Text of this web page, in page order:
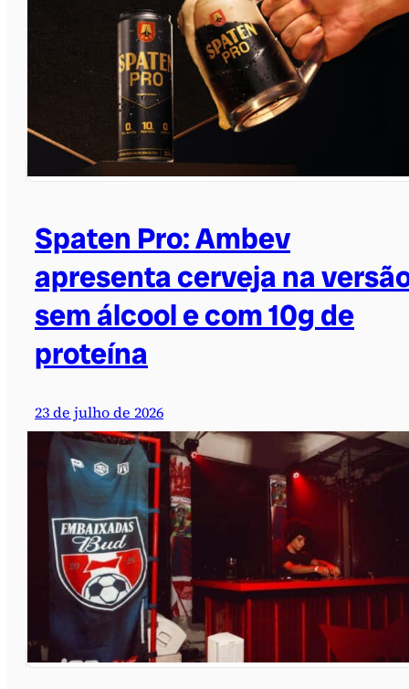
Spaten Pro: Ambev
apresenta cerveja na
sem álcool e com 10g de
proteína
23 de julho de 2026